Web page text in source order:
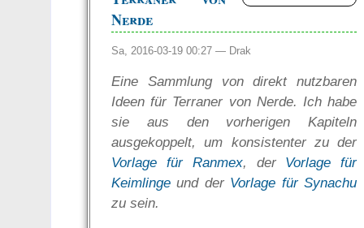
Nerde
Sa, 2016-03-19 00:27 — Drak
Eine Sammlung von direkt nutzbaren
Ideen für Terraner von Nerde. Ich habe
sie aus den vorherigen Kapiteln
ausgekoppelt, um konsistenter zu der
Vorlage für Ranmex, der Vorlage für
Keimlingeund der Vorlage für Synachu
zu sein.